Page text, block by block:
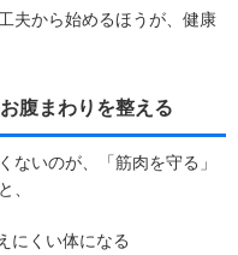
夫から始めるほうが、健康
腹まわりを整える
ないのが、「筋肉を守る」
、
にくい体になる